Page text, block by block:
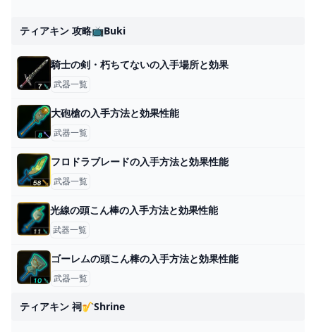
ティアキン 攻略📺buki
騎士の剣・朽ちてないの入手場所と効果
武器一覧
大砲槍の入手方法と効果性能
武器一覧
フロドラブレードの入手方法と効果性能
武器一覧
光線の頭こん棒の入手方法と効果性能
武器一覧
ゴーレムの頭こん棒の入手方法と効果性能
武器一覧
ティアキン 祠🎷shrine